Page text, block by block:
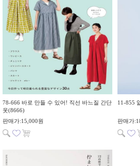
78-666 바로 만들 수 있어! 직선 바느질 간단
옷(8666)
판매가:15,000원
판매가